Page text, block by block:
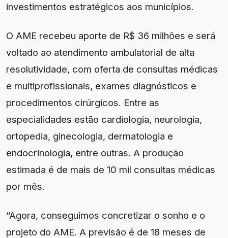
investimentos estratégicos aos municípios.
O AME recebeu aporte de R$ 36 milhões e será
voltado ao atendimento ambulatorial de alta
resolutividade, com oferta de consultas médicas
e multiprofissionais, exames diagnósticos e
procedimentos cirúrgicos. Entre as
especialidades estão cardiologia, neurologia,
ortopedia, ginecologia, dermatologia e
endocrinologia, entre outras. A produção
estimada é de mais de 10 mil consultas médicas
por mês.
“Agora, conseguimos concretizar o sonho e o
projeto do AME. A previsão é de 18 meses de